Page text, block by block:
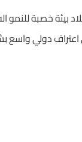
بيئة خصبة للنمو
اعتراف دولي